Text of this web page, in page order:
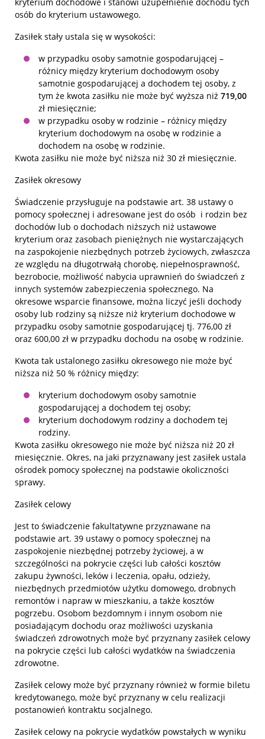
osób do kryterium ustawowego.
Zasiłek stały ustala się w wysokości:
w przypadku osoby samotnie gospodarującej –
różnicy między kryterium dochodowym osoby
samotnie gospodarującej a dochodem tej osoby, z
tym że kwota zasiłku nie może być wyższa niż 719,00
zł miesięcznie;
w przypadku osoby w rodzinie – różnicy między
kryterium dochodowym na osobę w rodzinie a
dochodem na osobę w rodzinie.
Kwota zasiłku nie może być niższa niż 30 zł miesięcznie.
Zasiłek okresowy
Świadczenie przysługuje na podstawie art. 38 ustawy o
pomocy społecznej i adresowane jest do osób i rodzin bez
dochodów lub o dochodach niższych niż ustawowe
kryterium oraz zasobach pieniężnych nie wystarczających
na zaspokojenie niezbędnych potrzeb życiowych, zwłaszcza
ze względu na długotrwałą chorobę, niepełnosprawność,
bezrobocie, możliwość nabycia uprawnień do świadczeń z
innych systemów zabezpieczenia społecznego. Na
okresowe wsparcie finansowe, można liczyć jeśli dochody
osoby lub rodziny są niższe niż kryterium dochodowe w
przypadku osoby samotnie gospodarującej tj. 776,00 zł
oraz 600,00 zł w przypadku dochodu na osobę w rodzinie.
Kwota tak ustalonego zasiłku okresowego nie może być
niższa niż 50 % różnicy między:
kryterium dochodowym osoby samotnie
gospodarującej a dochodem tej osoby;
kryterium dochodowym rodziny a dochodem tej
rodziny.
Kwota zasiłku okresowego nie może być niższa niż 20 zł
miesięcznie. Okres, na jaki przyznawany jest zasiłek ustala
ośrodek pomocy społecznej na podstawie okoliczności
sprawy.
Zasiłek celowy
Jest to świadczenie fakultatywne przyznawane na
podstawie art. 39 ustawy o pomocy społecznej na
zaspokojenie niezbędnej potrzeby życiowej, a w
szczególności na pokrycie części lub całości kosztów
zakupu żywności, leków i leczenia, opału, odzieży,
niezbędnych przedmiotów użytku domowego, drobnych
remontów i napraw w mieszkaniu, a także kosztów
pogrzebu. Osobom bezdomnym i innym osobom nie
posiadającym dochodu oraz możliwości uzyskania
świadczeń zdrowotnych może być przyznany zasiłek celowy
na pokrycie części lub całości wydatków na świadczenia
zdrowotne.
Zasiłek celowy może być przyznany również w formie biletu
kredytowanego, może być przyznany w celu realizacji
postanowień kontraktu socjalnego.
Zasiłek celowy na pokrycie wydatków powstałych w wyniku